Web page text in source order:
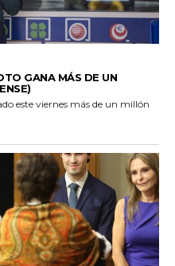
GANA MÁS DE UN
este viernes más de un millón